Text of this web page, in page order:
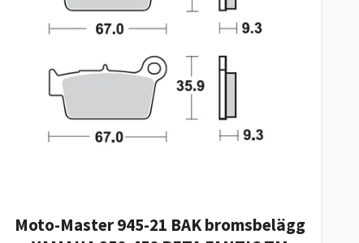
Moto-Master 945-21 BAK bromsbelägg